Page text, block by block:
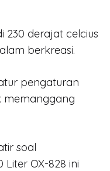
230 derajat celcius
berkreasi.
pengaturan
memanggang
soal
OX-828 ini